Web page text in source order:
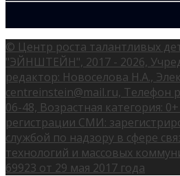
© Центр роста талантливых
"ЭЙНШТЕЙН", 2017 - 2026,
редактор: Новоселова Н.А.,
centreinstein@mail.ru, Телефон
06-48, Возрастная категория:
регистрации СМИ:
службой по надзору в сфере
технологий и массовых
69923 от 29 мая 2017 года